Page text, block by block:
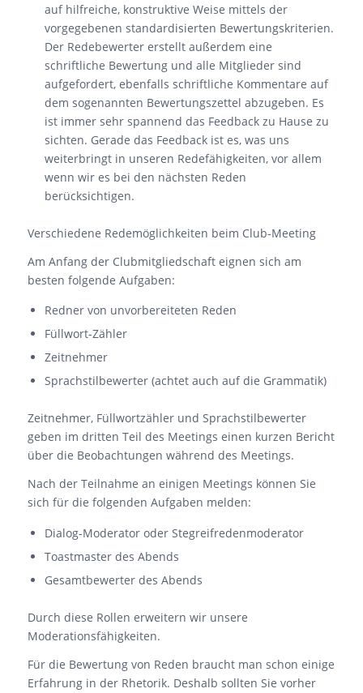
auf hilfreiche, konstruktive Weise mittels der
vorgegebenen standardisierten Bewertungskriterien.
Der Redebewerter erstellt außerdem eine
schriftliche Bewertung und alle Mitglieder sind
aufgefordert, ebenfalls schriftliche Kommentare auf
dem sogenannten Bewertungszettel abzugeben. Es
ist immer sehr spannend das Feedback zu Hause zu
sichten. Gerade das Feedback ist es, was uns
weiterbringt in unseren Redefähigkeiten, vor allem
wenn wir es bei den nächsten Reden
berücksichtigen.
Verschiedene Redemöglichkeiten beim Club-Meeting
Am Anfang der Clubmitgliedschaft eignen sich am
besten folgende Aufgaben:
Redner von unvorbereiteten Reden
Füllwort-Zähler
Zeitnehmer
Sprachstilbewerter (achtet auch auf die Grammatik)
Zeitnehmer, Füllwortzähler und Sprachstilbewerter
geben im dritten Teil des Meetings einen kurzen Bericht
über die Beobachtungen während des Meetings.
Nach der Teilnahme an einigen Meetings können Sie
sich für die folgenden Aufgaben melden:
Dialog-Moderator oder Stegreifredenmoderator
Toastmaster des Abends
Gesamtbewerter des Abends
Durch diese Rollen erweitern wir unsere
Moderationsfähigkeiten.
Für die Bewertung von Reden braucht man schon einige
Erfahrung in der Rhetorik. Deshalb sollten Sie vorher